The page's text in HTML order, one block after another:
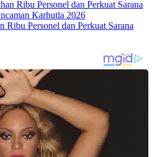
Ribu Personel dan Perkuat Sarana